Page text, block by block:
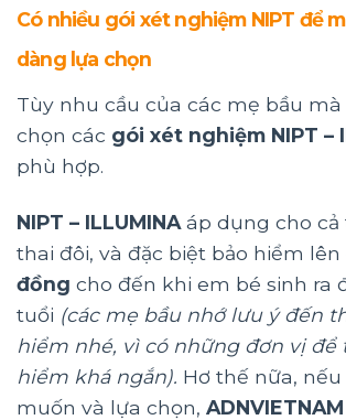
Có nhiều gói xét nghiệm NIPT để
dàng lựa chọn
Tùy nhu cầu của các mẹ bầu
chọn các gói xét nghiệm NIPT –
phù hợp.
NIPT – ILLUMINA áp dụng cho cả
thai đôi, và đặc biệt bảo hiểm lên
đồng cho đến khi em bé sinh ra
tuổi (các mẹ bầu nhớ lưu ý đến
hiểm nhé, vì có những đơn vị để
hiểm khá ngắn). Hơ thế nữa,
muốn và lựa chọn, ADNVIETNAM